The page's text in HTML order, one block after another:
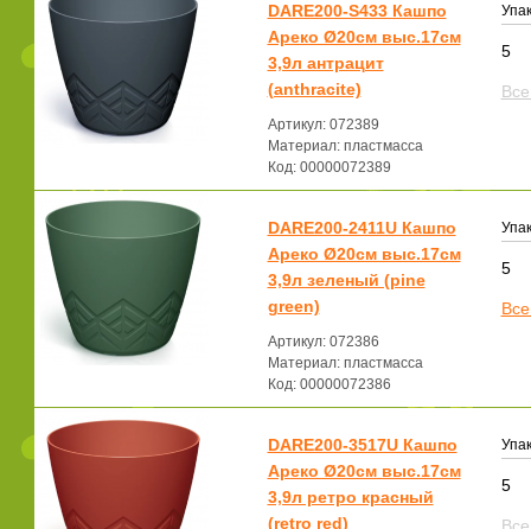
DARE200-S433 Кашпо
Ареко Ø20см выс.17см
3,9л антрацит
(anthracite)
Артикул: 072389
Материал: пластмасса
Код: 00000072389
5
DARE200-2411U Кашпо
Ареко Ø20см выс.17см
3,9л зеленый (pine
green)
Артикул: 072386
Материал: пластмасса
Код: 00000072386
5
DARE200-3517U Кашпо
Ареко Ø20см выс.17см
3,9л ретро красный
(retro red)
5